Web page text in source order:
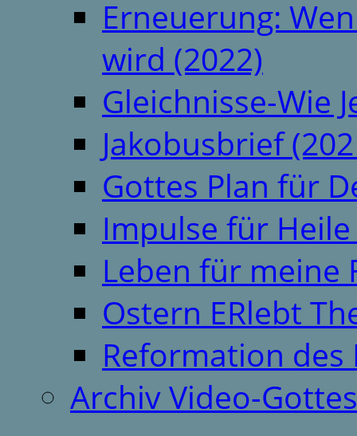
Erneuerung:
wird (2022)
Gleichnisse-Wie
Jakobusbrief
Gottes Plan für
Impulse für
Leben für meine
Ostern ERlebt
Reformation des
Archiv Video-